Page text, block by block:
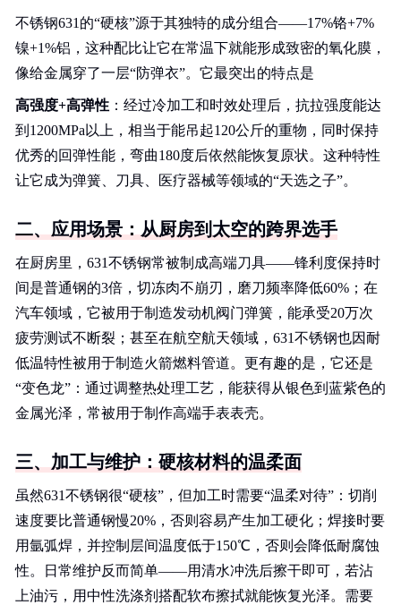
不锈钢631的“硬核”源于其独特的成分组合——17%铬+7%
镍+1%铝，这种配比让它在常温下就能形成致密的氧化膜，
像给金属穿了一层“防弹衣”。它最突出的特点是
高强度+高弹性 ：经过冷加工和时效处理后，抗拉强度能达
到1200MPa以上，相当于能吊起120公斤的重物，同时保持
优秀的回弹性能，弯曲180度后依然能恢复原状。这种特性
让它成为弹簧、刀具、医疗器械等领域的“天选之子”。
二、应用场景：从厨房到太空的跨界选手
在厨房里，631不锈钢常被制成高端刀具——锋利度保持时
间是普通钢的3倍，切冻肉不崩刃，磨刀频率降低60%；在
汽车领域，它被用于制造发动机阀门弹簧，能承受20万次
疲劳测试不断裂；甚至在航空航天领域，631不锈钢也因耐
低温特性被用于制造火箭燃料管道。更有趣的是，它还是
“变色龙”：通过调整热处理工艺，能获得从银色到蓝紫色的
金属光泽，常被用于制作高端手表表壳。
三、加工与维护：硬核材料的温柔面
虽然631不锈钢很“硬核”，但加工时需要“温柔对待”：切削
速度要比普通钢慢20%，否则容易产生加工硬化；焊接时要
用氩弧焊，并控制层间温度低于150℃，否则会降低耐腐蚀
性。日常维护反而简单——用清水冲洗后擦干即可，若沾
上油污，用中性洗涤剂搭配软布擦拭就能恢复光泽。需要